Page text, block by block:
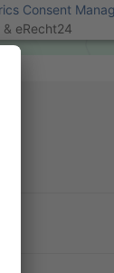
Consent
& eRecht24